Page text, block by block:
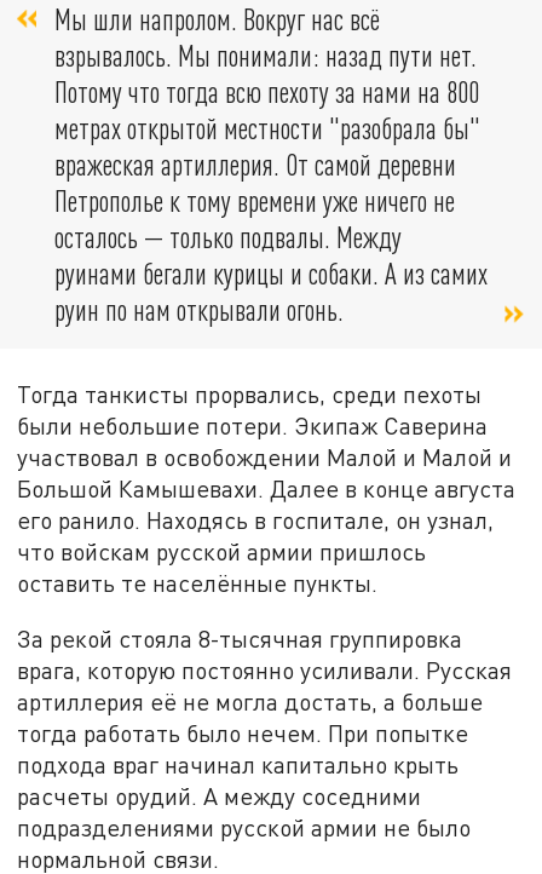
Мы шли напролом. Вокруг нас всё
взрывалось. Мы понимали: назад пути нет.
Потому что тогда всю пехоту за нами на 800
метрах открытой местности "разобрала бы"
вражеская артиллерия. От самой деревни
Петрополье к тому времени уже ничего не
осталось — только подвалы. Между
руинами бегали курицы и собаки. А из самих
руин по нам открывали огонь.
Тогда танкисты прорвались, среди пехоты
были небольшие потери. Экипаж Саверина
участвовал в освобождении Малой и Малой и
Большой Камышевахи. Далее в конце августа
его ранило. Находясь в госпитале, он узнал,
что войскам русской армии пришлось
оставить те населённые пункты.
За рекой стояла 8-тысячная группировка
врага, которую постоянно усиливали. Русская
артиллерия её не могла достать, а больше
тогда работать было нечем. При попытке
подхода враг начинал капитально крыть
расчеты орудий. А между соседними
подразделениями русской армии не было
нормальной связи.